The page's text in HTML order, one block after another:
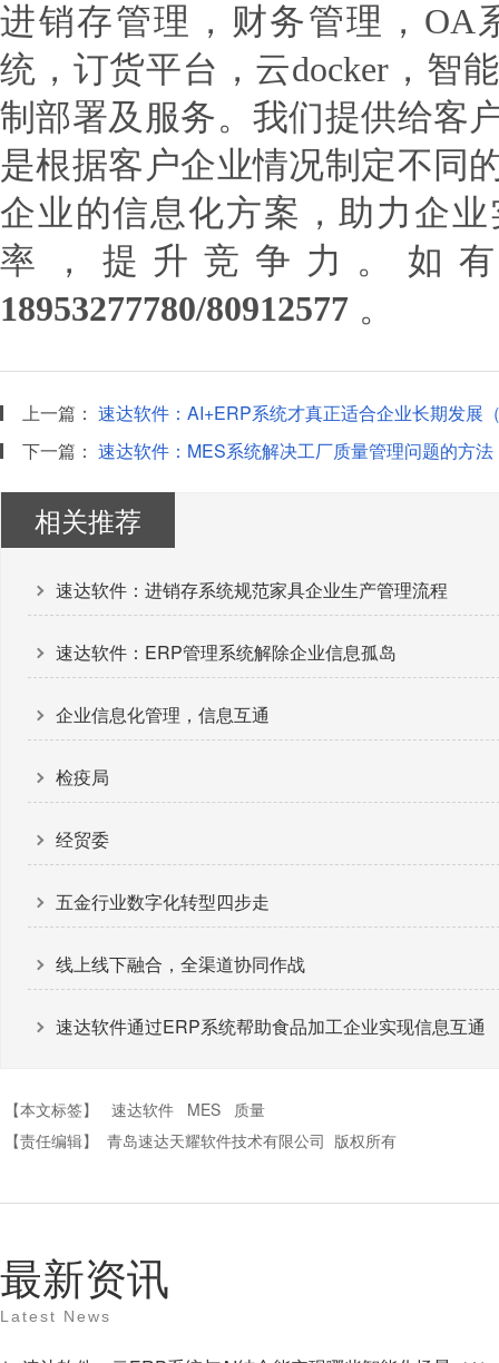
进销存管理，财务管理，OA
统，订货平台，云docker，智
制部署及服务。我们提供给客
是根据客户企业情况制定不同
企业的信息化方案，助力企
率，提升竞争力。如
18953277780/80912577 。
上一篇： 速达软件：AI+ERP系统才真正适合企业长期发展
下一篇： 速达软件：MES系统解决工厂质量管理问题的方法
相关推荐
速达软件：进销存系统规范家具企业生产管理流程
速达软件：ERP管理系统解除企业信息孤岛
企业信息化管理，信息互通
检疫局
经贸委
五金行业数字化转型四步走
线上线下融合，全渠道协同作战
速达软件通过ERP系统帮助食品加工企业实现信息互通
【本文标签】 速达软件 MES
质量
【责任编辑】
青岛速达天耀软件技术有限公司 版权所有
最新资讯
Latest News